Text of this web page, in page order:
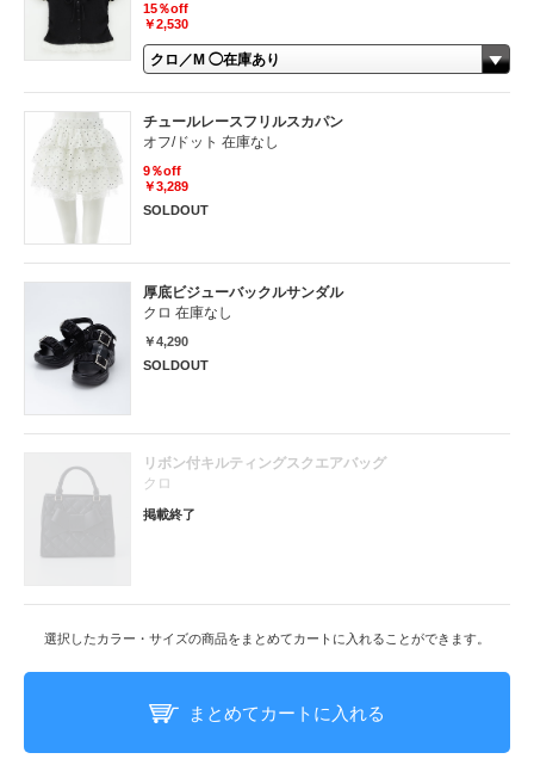
15％off
￥2,530
チュールレースフリルスカパン
オフ/ドット 在庫なし
9％off
￥3,289
SOLDOUT
厚底ビジューバックルサンダル
クロ 在庫なし
￥4,290
SOLDOUT
リボン付キルティングスクエアバッグ
クロ
掲載終了
選択したカラー・サイズの商品をまとめてカートに入れることができます。
まとめてカートに入れる